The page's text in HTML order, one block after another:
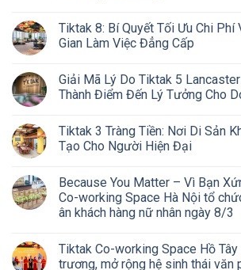
Tiktak 8: Bí Quyết Tối Ưu Chi Phí
Gian Làm Việc Đẳng Cấp
Giải Mã Lý Do Tiktak 5
Thành Điểm Đến Lý Tưởng Cho
Tiktak 3 Tràng Tiền: Nơi Di Sản
Tạo Cho Người Hiện Đại
Because You Matter – Vì Bạn
Co-working Space Hà Nội tổ
ân khách hàng nữ nhân ngày 8/3
Tiktak Co-working Space Hồ
trương, mở rộng hệ sinh thái văn